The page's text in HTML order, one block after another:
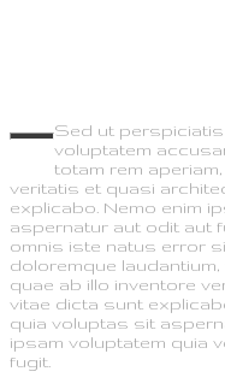
Sed ut
voluptatem
totam rem
veritatis et quasi
explicabo. Nemo enim
aspernatur aut odit aut
omnis iste natus error
doloremque
quae ab illo inventore
vitae dicta sunt
quia voluptas sit
ipsam voluptatem quia
fugit.